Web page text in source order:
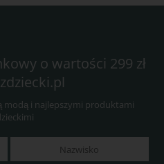
o wartości 299 zł
modą i najlepszymi produktami